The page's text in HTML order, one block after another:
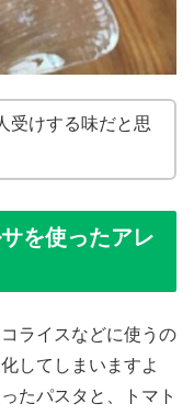
受けする味だと思
を使ったアレ
ライスなどに使うの
してしまいますよ
たパスタと、トマト